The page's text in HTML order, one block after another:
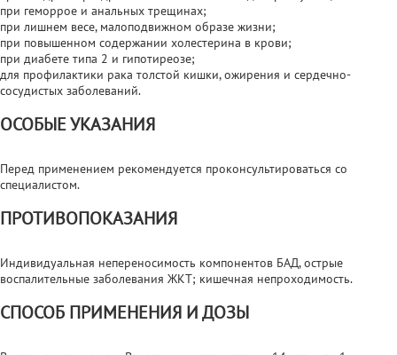
при геморрое и анальных трещинах;
при лишнем весе, малоподвижном образе жизни;
при повышенном содержании холестерина в крови;
при диабете типа 2 и гипотиреозе;
для профилактики рака толстой кишки, ожирения и сердечно-
сосудистых заболеваний.
ОСОБЫЕ УКАЗАНИЯ
Перед применением рекомендуется проконсультироваться со
специалистом.
ПРОТИВОПОКАЗАНИЯ
Индивидуальная непереносимость компонентов БАД, острые
воспалительные заболевания ЖКТ; кишечная непроходимость.
СПОСОБ ПРИМЕНЕНИЯ И ДОЗЫ